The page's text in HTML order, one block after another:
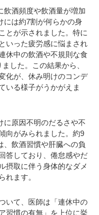
飲酒頻度や飲酒量が増加
には約7割が何らかの身
とが示されました。特に
いった疲労感に悩まされ
休中の飲酒や不規則な食
した。この結果から、
化が、休み明けのコンデ
いる様子がうかがえま
に原因不明のだるさや不
向がみられました。約9
、飲酒習慣や肝臓への負
答しており、倦怠感やだ
摂取に伴う身体的なダメ
れます。
いて、医師は「連休中の
習慣の有無」を上位に挙